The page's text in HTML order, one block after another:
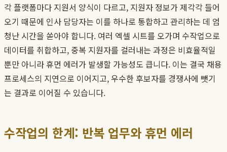
각 플랫폼마다 지원서 양식이 다르고, 지원자 정보가 제각각 들어
오기 때문에 인사 담당자는 이를 하나로 통합하고 관리하는 데 엄
청난 시간을 쏟아야 합니다. 여러 엑셀 시트를 오가며 수작업으로
데이터를 취합하고, 중복 지원자를 걸러내는 과정은 비효율적일
뿐만 아니라 휴먼 에러가 발생할 가능성도 큽니다. 이는 결국 채용
프로세스의 지연으로 이어지고, 우수한 후보자를 경쟁사에 뺏기
는 결과로 이어질 수 있습니다.
수작업의 한계: 반복 업무와 휴먼 에러